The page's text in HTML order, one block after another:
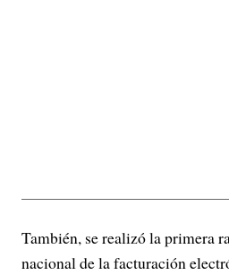
También, se realizó la primera
nacional de la facturación